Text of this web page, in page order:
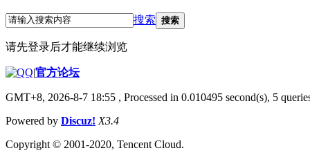
搜索 搜索
请先登录后才能继续浏览
|官方论坛
GMT+8, 2026-8-7 18:55 , Processed in 0.010495 second(s), 5
Powered by Discuz! X3.4
Copyright © 2001-2020, Tencent Cloud.